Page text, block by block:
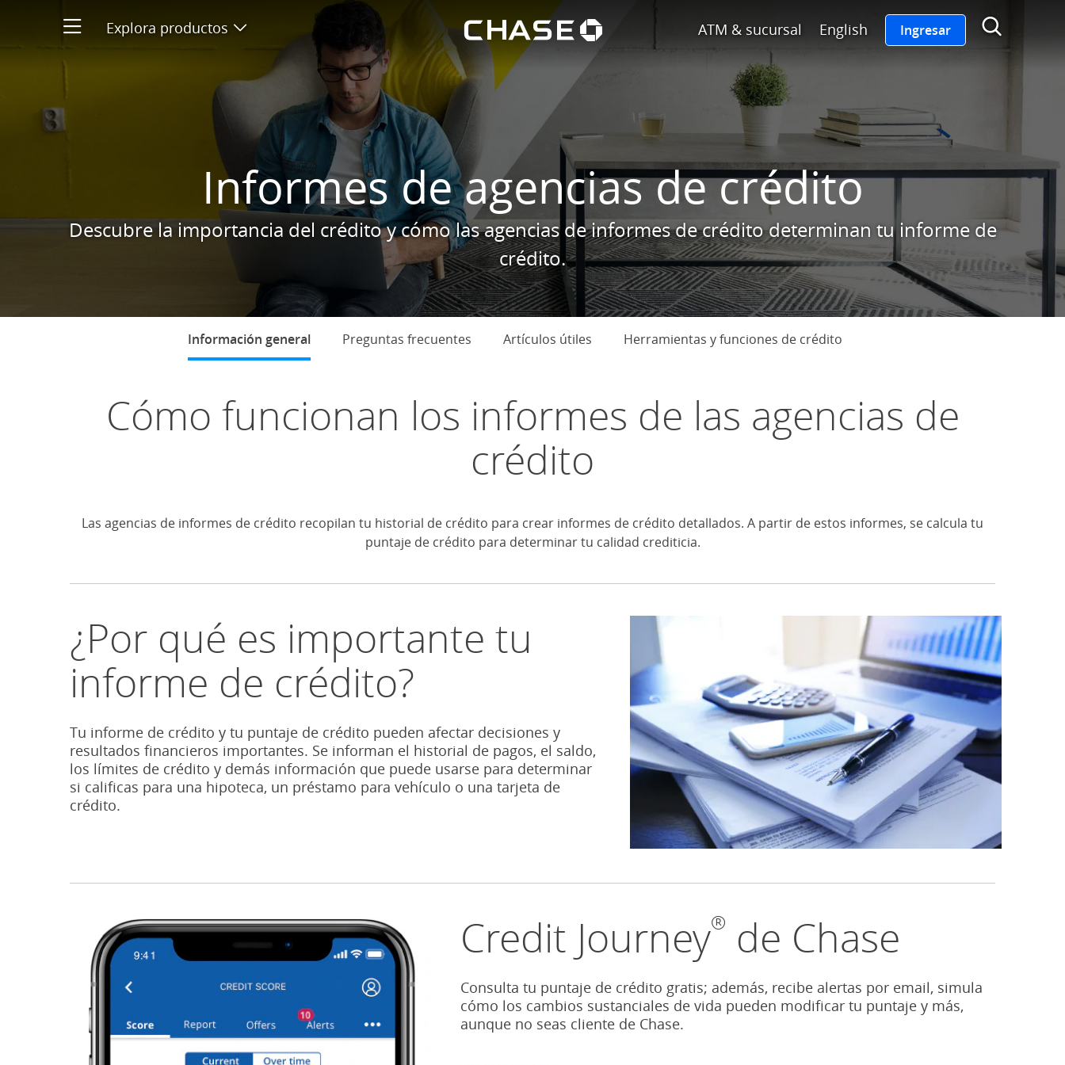
Explora productos Abre menú de productos El logotipo de Chase enlaza a la
ATM & sucursal English Ingresar
Informes de agencias de crédito
Informes de agencias de crédito
Descubre la importancia del crédito y cómo las agencias de informes de crédito determinan tu informe de
crédito.
Información generalseleccionado
Preguntas frecuentes Artículos útiles Herramientas y funciones de crédito
Cómo funcionan los informes de las agencias de
crédito
Las agencias de informes de crédito recopilan tu historial de crédito para crear informes de crédito detallados. A partir de estos informes, se calcula tu
puntaje de crédito para determinar tu calidad crediticia.
¿Por qué es importante tu
informe de crédito?
Tu informe de crédito y tu puntaje de crédito pueden afectar decisiones y
resultados financieros importantes. Se informan el historial de pagos, el saldo,
los límites de crédito y demás información que puede usarse para determinar
si calificas para una hipoteca, un préstamo para vehículo o una tarjeta de
crédito.
Credit Journey® de Chase
Consulta tu puntaje de crédito gratis; además, recibe alertas por email, simula
cómo los cambios sustanciales de vida pueden modificar tu puntaje y más,
aunque no seas cliente de Chase.